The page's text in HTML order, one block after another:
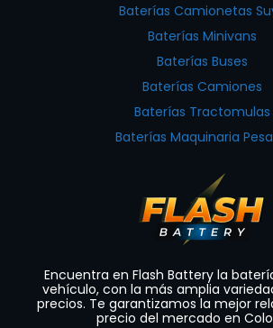
Baterías Camionetas
Baterías Minivans
Baterías Buses
Baterías Camiones
Baterías Tractomulas
Baterías Maquinaria
Encuentra en Flash Battery la
vehículo, con la más amplia
precios. Te garantizamos la mejor
precio del mercado en